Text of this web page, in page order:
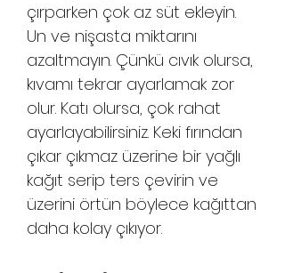
çırparken çok az süt ekleyin.
Un ve nişasta miktarını
azaltmayın. Çünkü cıvık olursa,
kıvamı tekrar ayarlamak zor
olur. Katı olursa, çok rahat
ayarlayabilirsiniz. Keki fırından
çıkar çıkmaz üzerine bir yağlı
kağıt serip ters çevirin ve
üzerini örtün böylece kağıttan
daha kolay çıkıyor.